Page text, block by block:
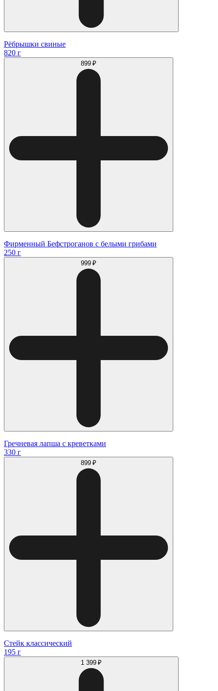
Рёбрышки свиные
820 г
899 ₽
Фирменный Бефстроганов с белыми грибами
250 г
999 ₽
Гречневая лапша с креветками
330 г
899 ₽
Стейк классический
195 г
1 399 ₽